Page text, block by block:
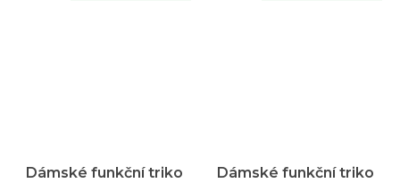
Dámské funkční triko
Dámské funkční triko